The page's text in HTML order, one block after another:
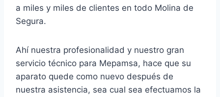
a miles y miles de clientes en todo Molina de
Segura.
Ahí nuestra profesionalidad y nuestro gran
servicio técnico para Mepamsa, hace que su
aparato quede como nuevo después de
nuestra asistencia, sea cual sea efectuamos la